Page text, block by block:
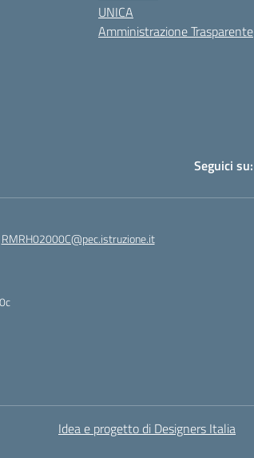
UNICA
Amministrazione Trasparente
Seguici su:
RMRH02000C@pec.istruzione.it
Idea e progetto di Designers Italia